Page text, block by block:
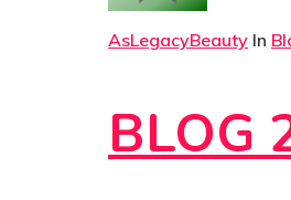
AsLegacyBeauty In
BLOG